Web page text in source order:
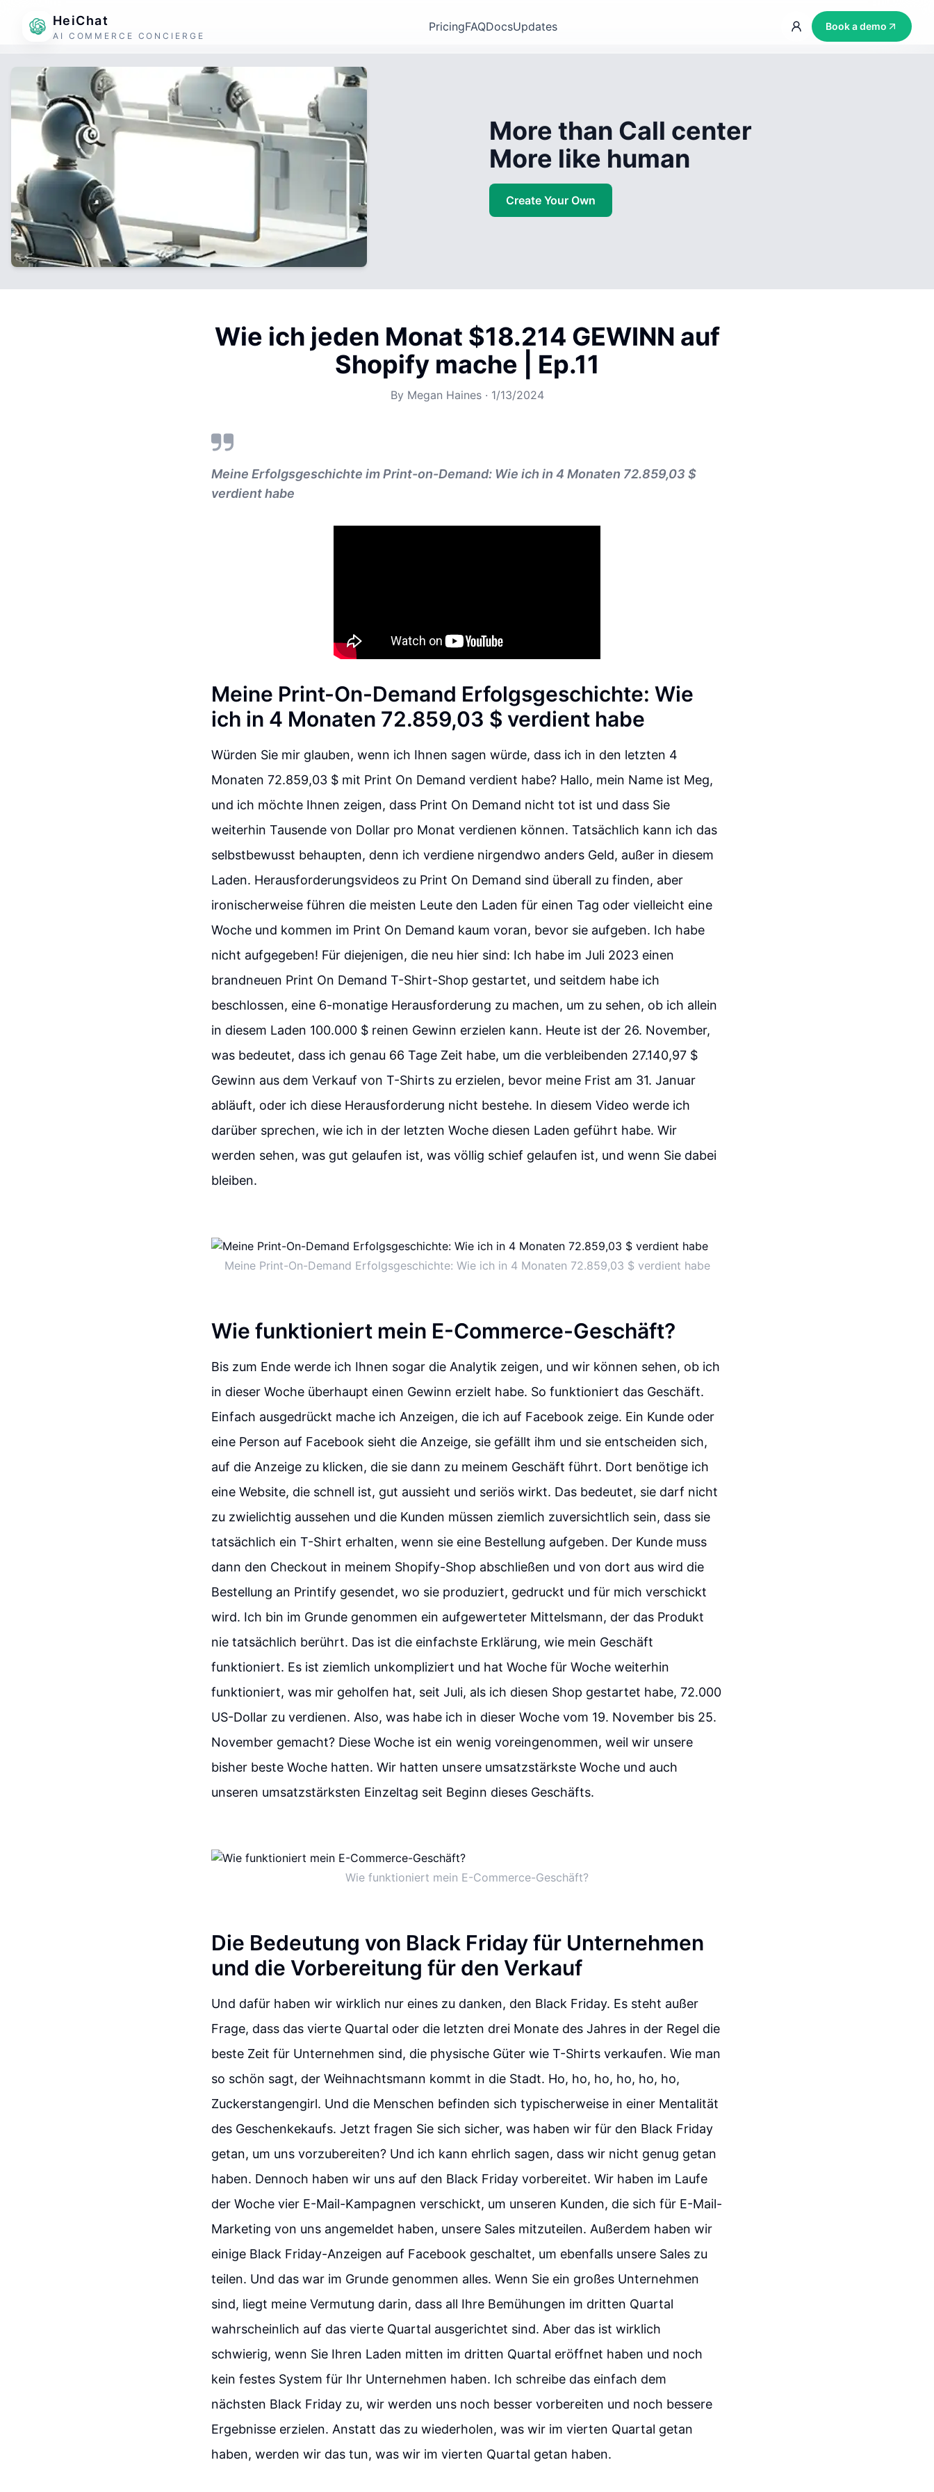
HeiChat
AI COMMERCE CONCIERGE
PricingFAQDocsUpdates Book a demo
More than Call center
More like human
Create Your Own
Wie ich jeden Monat $18.214 GEWINN auf
Shopify mache | Ep.11
By Megan Haines· 1/13/2024
Meine Erfolgsgeschichte im Print-on-Demand: Wie ich in 4 Monaten 72.859,03 $
verdient habe
Meine Print-On-Demand Erfolgsgeschichte: Wie
ich in 4 Monaten 72.859,03 $ verdient habe
Würden Sie mir glauben, wenn ich Ihnen sagen würde, dass ich in den letzten 4
Monaten 72.859,03 $ mit Print On Demand verdient habe? Hallo, mein Name ist Meg,
und ich möchte Ihnen zeigen, dass Print On Demand nicht tot ist und dass Sie
weiterhin Tausende von Dollar pro Monat verdienen können. Tatsächlich kann ich das
selbstbewusst behaupten, denn ich verdiene nirgendwo anders Geld, außer in diesem
Laden. Herausforderungsvideos zu Print On Demand sind überall zu finden, aber
ironischerweise führen die meisten Leute den Laden für einen Tag oder vielleicht eine
Woche und kommen im Print On Demand kaum voran, bevor sie aufgeben. Ich habe
nicht aufgegeben! Für diejenigen, die neu hier sind: Ich habe im Juli 2023 einen
brandneuen Print On Demand T-Shirt-Shop gestartet, und seitdem habe ich
beschlossen, eine 6-monatige Herausforderung zu machen, um zu sehen, ob ich allein
in diesem Laden 100.000 $ reinen Gewinn erzielen kann. Heute ist der 26. November,
was bedeutet, dass ich genau 66 Tage Zeit habe, um die verbleibenden 27.140,97 $
Gewinn aus dem Verkauf von T-Shirts zu erzielen, bevor meine Frist am 31. Januar
abläuft, oder ich diese Herausforderung nicht bestehe. In diesem Video werde ich
darüber sprechen, wie ich in der letzten Woche diesen Laden geführt habe. Wir
werden sehen, was gut gelaufen ist, was völlig schief gelaufen ist, und wenn Sie dabei
bleiben.
Meine Print-On-Demand Erfolgsgeschichte: Wie ich in 4 Monaten 72.859,03 $ verdient habe
Wie funktioniert mein E-Commerce-Geschäft?
Bis zum Ende werde ich Ihnen sogar die Analytik zeigen, und wir können sehen, ob ich
in dieser Woche überhaupt einen Gewinn erzielt habe. So funktioniert das Geschäft.
Einfach ausgedrückt mache ich Anzeigen, die ich auf Facebook zeige. Ein Kunde oder
eine Person auf Facebook sieht die Anzeige, sie gefällt ihm und sie entscheiden sich,
auf die Anzeige zu klicken, die sie dann zu meinem Geschäft führt. Dort benötige ich
eine Website, die schnell ist, gut aussieht und seriös wirkt. Das bedeutet, sie darf nicht
zu zwielichtig aussehen und die Kunden müssen ziemlich zuversichtlich sein, dass sie
tatsächlich ein T-Shirt erhalten, wenn sie eine Bestellung aufgeben. Der Kunde muss
dann den Checkout in meinem Shopify-Shop abschließen und von dort aus wird die
Bestellung an Printify gesendet, wo sie produziert, gedruckt und für mich verschickt
wird. Ich bin im Grunde genommen ein aufgewerteter Mittelsmann, der das Produkt
nie tatsächlich berührt. Das ist die einfachste Erklärung, wie mein Geschäft
funktioniert. Es ist ziemlich unkompliziert und hat Woche für Woche weiterhin
funktioniert, was mir geholfen hat, seit Juli, als ich diesen Shop gestartet habe, 72.000
US-Dollar zu verdienen. Also, was habe ich in dieser Woche vom 19. November bis 25.
November gemacht? Diese Woche ist ein wenig voreingenommen, weil wir unsere
bisher beste Woche hatten. Wir hatten unsere umsatzstärkste Woche und auch
unseren umsatzstärksten Einzeltag seit Beginn dieses Geschäfts.
Wie funktioniert mein E-Commerce-Geschäft?
Die Bedeutung von Black Friday für Unternehmen
und die Vorbereitung für den Verkauf
Und dafür haben wir wirklich nur eines zu danken, den Black Friday. Es steht außer
Frage, dass das vierte Quartal oder die letzten drei Monate des Jahres in der Regel die
beste Zeit für Unternehmen sind, die physische Güter wie T-Shirts verkaufen. Wie man
so schön sagt, der Weihnachtsmann kommt in die Stadt. Ho, ho, ho, ho, ho, ho,
Zuckerstangengirl. Und die Menschen befinden sich typischerweise in einer Mentalität
des Geschenkekaufs. Jetzt fragen Sie sich sicher, was haben wir für den Black Friday
getan, um uns vorzubereiten? Und ich kann ehrlich sagen, dass wir nicht genug getan
haben. Dennoch haben wir uns auf den Black Friday vorbereitet. Wir haben im Laufe
der Woche vier E-Mail-Kampagnen verschickt, um unseren Kunden, die sich für E-Mail-
Marketing von uns angemeldet haben, unsere Sales mitzuteilen. Außerdem haben wir
einige Black Friday-Anzeigen auf Facebook geschaltet, um ebenfalls unsere Sales zu
teilen. Und das war im Grunde genommen alles. Wenn Sie ein großes Unternehmen
sind, liegt meine Vermutung darin, dass all Ihre Bemühungen im dritten Quartal
wahrscheinlich auf das vierte Quartal ausgerichtet sind. Aber das ist wirklich
schwierig, wenn Sie Ihren Laden mitten im dritten Quartal eröffnet haben und noch
kein festes System für Ihr Unternehmen haben. Ich schreibe das einfach dem
nächsten Black Friday zu, wir werden uns noch besser vorbereiten und noch bessere
Ergebnisse erzielen. Anstatt das zu wiederholen, was wir im vierten Quartal getan
haben, werden wir das tun, was wir im vierten Quartal getan haben.